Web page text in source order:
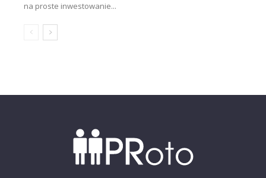
na proste inwestowanie...